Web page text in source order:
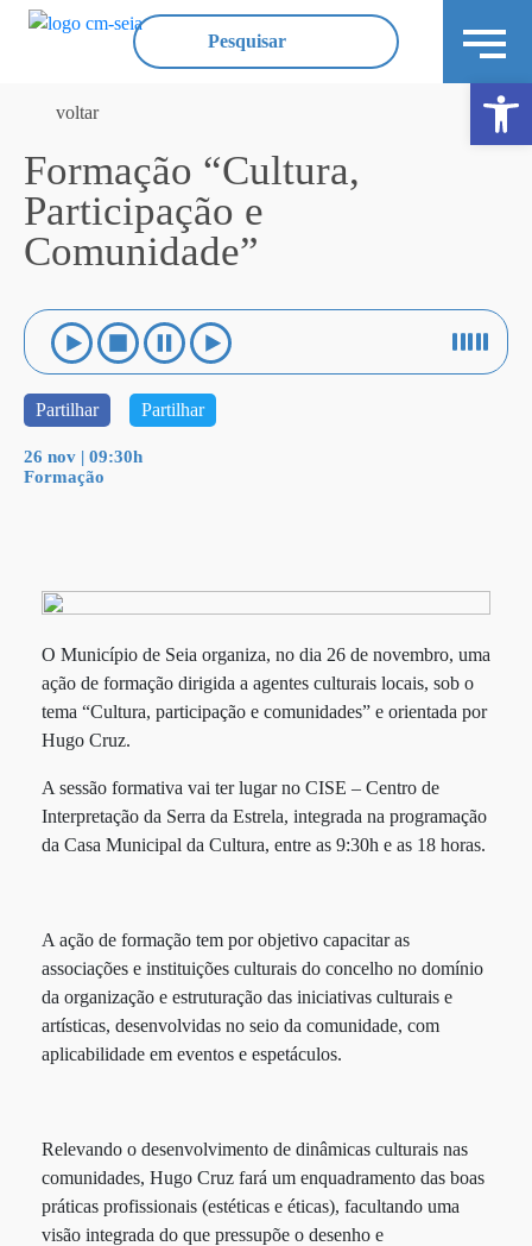
voltar
Formação “Cultura,
Participação e
Comunidade”
Partilhar Partilhar
26 nov | 09:30h
Formação
O Município de Seia organiza, no dia 26 de novembro, uma
ação de formação dirigida a agentes culturais locais, sob o
tema “Cultura, participação e comunidades” e orientada por
Hugo Cruz.
A sessão formativa vai ter lugar no CISE – Centro de
Interpretação da Serra da Estrela, integrada na programação
da Casa Municipal da Cultura, entre as 9:30h e as 18 horas.
A ação de formação tem por objetivo capacitar as
associações e instituições culturais do concelho no domínio
da organização e estruturação das iniciativas culturais e
artísticas, desenvolvidas no seio da comunidade, com
aplicabilidade em eventos e espetáculos.
Relevando o desenvolvimento de dinâmicas culturais nas
comunidades, Hugo Cruz fará um enquadramento das boas
práticas profissionais (estéticas e éticas), facultando uma
visão integrada do que pressupõe o desenho e